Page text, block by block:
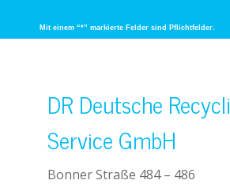
Mit einem “*” markierte Felder sind Pflichtfelder.
DR Deutsche
Service GmbH
Bonner Straße 484 – 486